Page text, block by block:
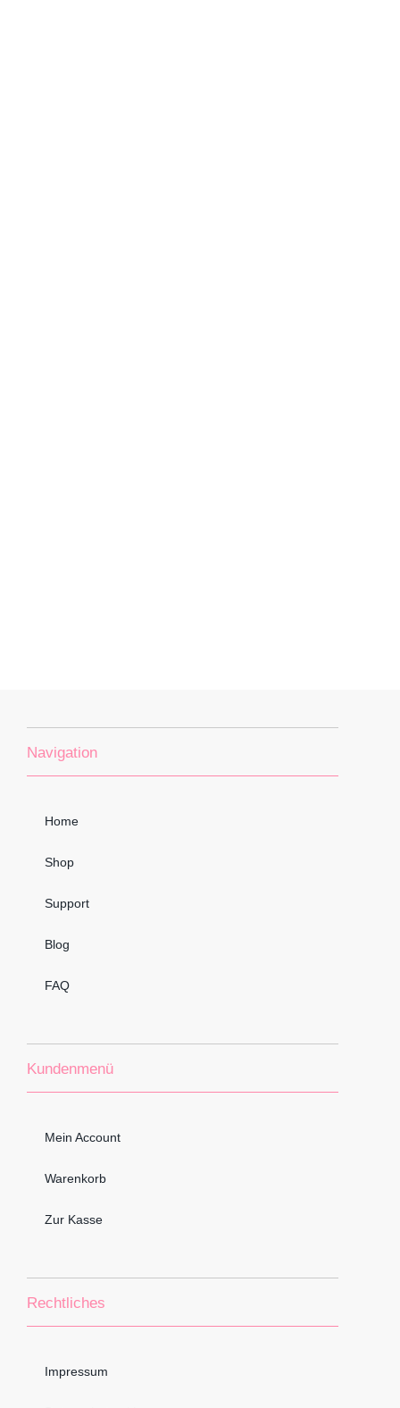
Navigation
Home
Shop
Support
Blog
FAQ
Kundenmenü
Mein Account
Warenkorb
Zur Kasse
Rechtliches
Impressum